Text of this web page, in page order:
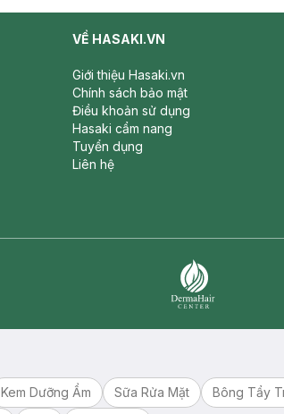
VỀ HASAKI.VN
Giới thiệu Hasaki.vn
Chính sách bảo mật
Điều khoản sử dụng
Hasaki cẩm nang
Tuyển dụng
Liên hệ
Kem Dưỡng Ẩm Sữa Rửa Mặt Bông Tẩy